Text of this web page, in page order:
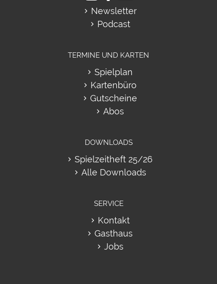
Newsletter
Podcast
TERMINE UND KARTEN
Spielplan
Kartenbüro
Gutscheine
Abos
DOWNLOADS
Spielzeitheft 25/26
Alle Downloads
SERVICE
Kontakt
Gasthaus
Jobs